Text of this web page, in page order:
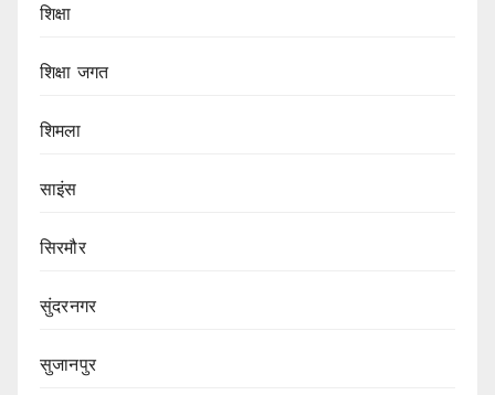
शिक्षा
शिक्षा जगत
शिमला
साइंस
सिरमौर
सुंदरनगर
सुजानपुर